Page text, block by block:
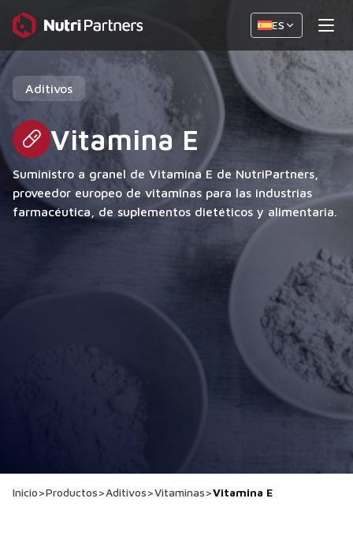
ES
Aditivos
Vitamina E
Suministro a granel de Vitamina E de NutriPartners,
proveedor europeo de vitaminas para las industrias
farmacéutica, de suplementos dietéticos y alimentaria.
Inicio>Productos>Aditivos>Vitaminas>Vitamina E